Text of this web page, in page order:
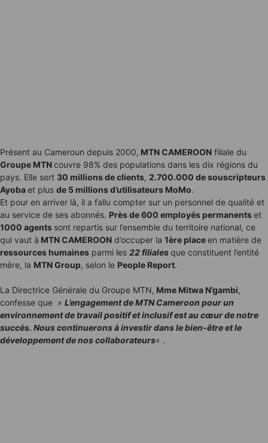
Présent au Cameroun depuis 2000, MTN CAMEROON filiale du
Groupe MTNcouvre 98% des populations dans les dix régions du
pays. Elle sert 30 millions de clients, 2.700.000 de souscripteurs
Ayobaet plus de 5 millions d’utilisateurs MoMo.
Et pour en arriver là, il a fallu compter sur un personnel de qualité et
au service de ses abonnés. Près de 600 employés permanentset
1000 agents sont repartis sur l’ensemble du territoire national, ce
qui vaut à MTN CAMEROON d’occuper la 1ère placeen matière de
ressources humaines parmi les 22 filialesque constituent l’entité
mère, la MTN Group, selon le People Report.
La Directrice Générale du Groupe MTN, Mme Mitwa N’gambi,
confesse que » L’engagement de MTN Cameroon pour un
environnement de travail positif et inclusif est au cœur de notre
succès. Nous continuerons à investir dans le bien-être et le
développement de nos collaborateurs« .